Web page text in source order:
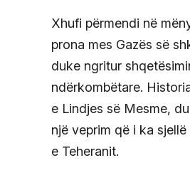
Xhufi përmendi në
prona mes Gazës së
duke ngritur
ndërkombëtare.
e Lindjes së Mesme,
një veprim që i ka
e Teheranit.